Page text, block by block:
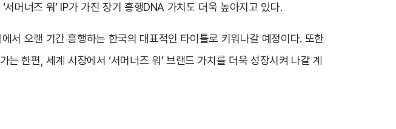
머너즈 워’ IP가 가진 장기 흥행DNA 가치도 더욱 높아지고 있다.
서 오랜 기간 흥행하는 한국의 대표적인 타이틀로 키워나갈 예정이다. 또한
한편, 세계 시장에서 ‘서머너즈 워’ 브랜드 가치를 더욱 성장시켜 나갈 계